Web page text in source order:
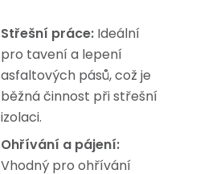
Střešní práce: Ideální
pro tavení a lepení
asfaltových pásů, což je
běžná činnost při střešní
izolaci.
Ohřívání a pájení:
Vhodný pro ohřívání